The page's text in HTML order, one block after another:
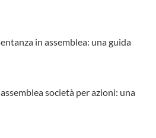
in assemblea: una guida
società per azioni: una